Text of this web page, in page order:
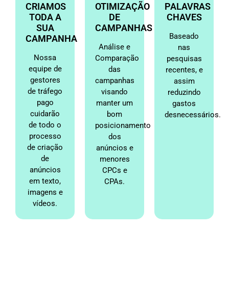
CRIAMOS
TODA A
SUA
CAMPANHA
Nossa
equipe de
gestores
de tráfego
pago
cuidarão
de todo o
processo
de criação
de
anúncios
em texto,
imagens e
vídeos.
OTIMIZAÇÃO
DE
CAMPANHAS
Análise e
Comparação
das
campanhas
visando
manter um
bom
posicionamento
dos
anúncios e
menores
CPCs e
CPAs.
PALAVRAS
CHAVES
Baseado
nas
pesquisas
recentes, e
assim
reduzindo
gastos
desnecessários.